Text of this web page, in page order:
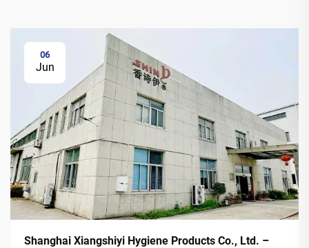
06
Jun
Shanghai Xiangshiyi Hygiene Products Co., Ltd. –